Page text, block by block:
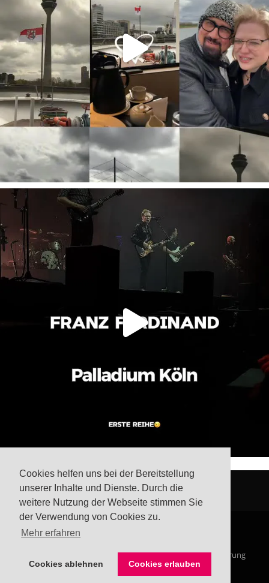
Cookies helfen uns bei der Bereitstellung
unserer Inhalte und Dienste. Durch die
weitere Nutzung der Webseite stimmen Sie
der Verwendung von Cookies zu.
Mehr erfahren
Cookies ablehnen Cookies erlauben
Impressum Datenschutzerklärung